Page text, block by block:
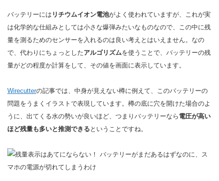
バッテリーには リチウムイオン電池がよく使われていますが、これが実
は化学的な仕組みとしては小さな爆弾みたいなものなので、この中に残
量を測るためのセンサーを入れるのは良い考えとはいえません。なの
で、代わりにちょっとしたアルゴリズムを使うことで、バッテリーの残
量がどの程度か計算をして、その値を画面に表示しています。
Wirecutterの記事では、中身が見えない樽に例えて、このバッテリーの
問題をうまくイラストで表現しています。樽の底に穴を開けた場合のよ
うに、出てくる水の勢いが良いほど、つまりバッテリーなら 電圧が高い
ほど残量も多いと推測できる ということですね。